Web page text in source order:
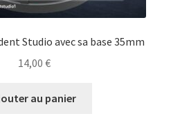
Studio avec sa base 35mm
14,00 €
au panier